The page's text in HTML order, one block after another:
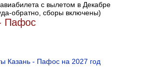
с вылетом в Декабре
обратно, сборы включены)
Пафос
Казань - Пафос на 2027 год